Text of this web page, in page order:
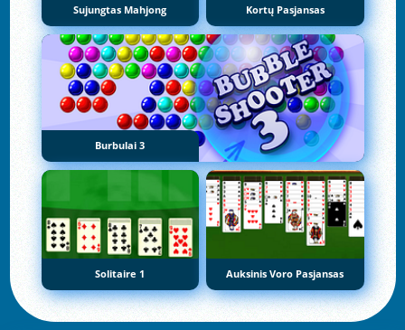
Sujungtas Mahjong Kortų Pasjansas
Burbulai 3
Solitaire 1 Auksinis Voro Pasjansas